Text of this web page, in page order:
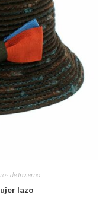
de Invierno
lazo